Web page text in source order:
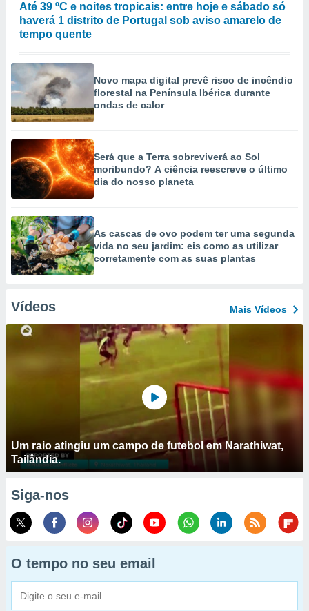
Até 39 ºC e noites tropicais: entre hoje e sábado só
haverá 1 distrito de Portugal sob aviso amarelo de
tempo quente
Novo mapa digital prevê risco de incêndio
florestal na Península Ibérica durante
ondas de calor
Será que a Terra sobreviverá ao Sol
moribundo? A ciência reescreve o último
dia do nosso planeta
As cascas de ovo podem ter uma segunda
vida no seu jardim: eis como as utilizar
corretamente com as suas plantas
Vídeos Mais Vídeos
Um raio atingiu um campo de futebol em Narathiwat,
Tailândia.
Siga-nos
O tempo no seu email